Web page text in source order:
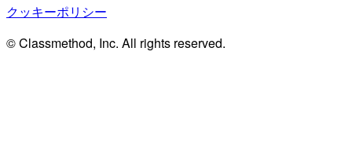
クッキーポリシー
© Classmethod, Inc. All rights reserved.